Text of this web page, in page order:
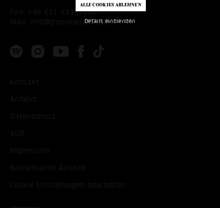
Details einblenden
Fon:
+49 621 53397200
Mail:
info@popakademie.de
Kontakt
Anfahrt
Datenschutz
AGB
Impressum
Barrierearme Ansicht
Cookie Einstellungen bearbeiten